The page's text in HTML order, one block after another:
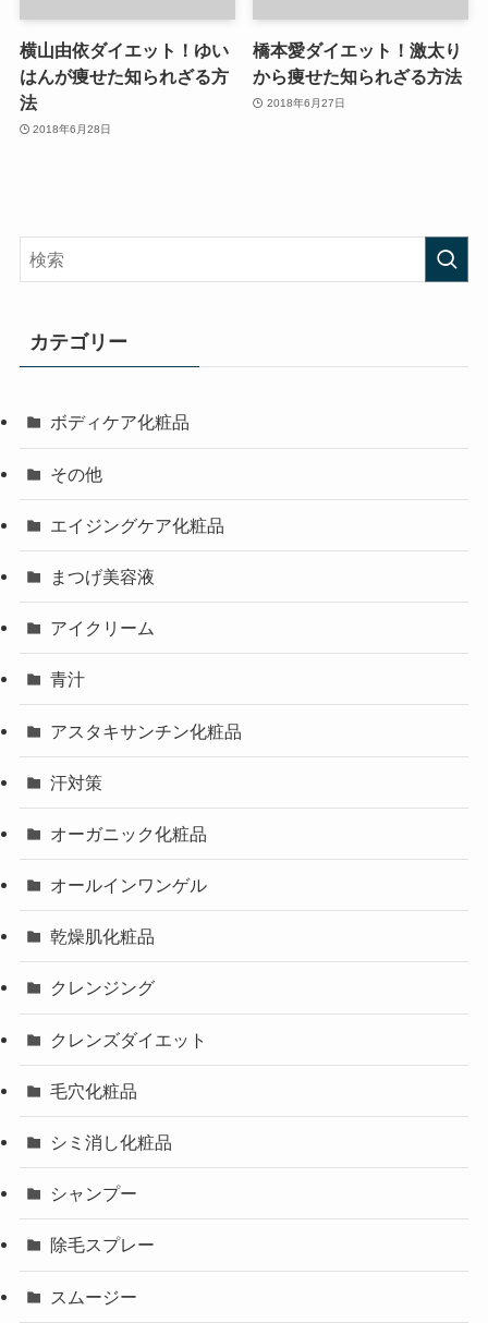
横山由依ダイエット！ゆい
はんが痩せた知られざる方
法
2018年6月28日
橋本愛ダイエット！激太り
から痩せた知られざる方法
2018年6月27日
カテゴリー
ボディケア化粧品
その他
エイジングケア化粧品
まつげ美容液
アイクリーム
青汁
アスタキサンチン化粧品
汗対策
オーガニック化粧品
オールインワンゲル
乾燥肌化粧品
クレンジング
クレンズダイエット
毛穴化粧品
シミ消し化粧品
シャンプー
除毛スプレー
スムージー